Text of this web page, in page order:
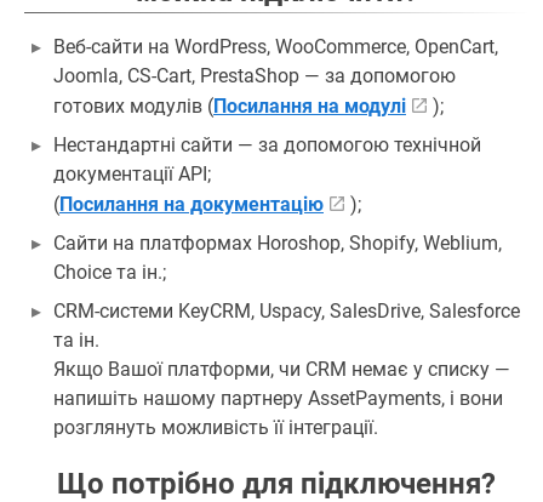
Веб-сайти на WordPress, WooCommerce, OpenCart,
Joomla, CS-Cart, PrestaShop — за допомогою
готових модулів (Посилання на модулі
);
Нестандартні сайти — за допомогою технічной
документації API;
(Посилання на документацію
);
Сайти на платформах Horoshop, Shopify, Weblium,
Choice та ін.;
CRM-системи KeyCRM, Uspacy, SalesDrive, Salesforce
та ін.
Якщо Вашої платформи, чи CRM немає у списку —
напишіть нашому партнеру AssetPayments, і вони
розглянуть можливість її інтеграції.
Що потрібно для підключення?